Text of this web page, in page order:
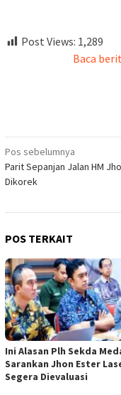
Post Views: 1,289
Baca
Navigasi
pos
Pos sebelumnya
Parit Sepanjan Jalan HM
Dikorek
POS TERKAIT
Ini Alasan Plh Sekda
Sarankan Jhon Ester
Segera Dievaluasi